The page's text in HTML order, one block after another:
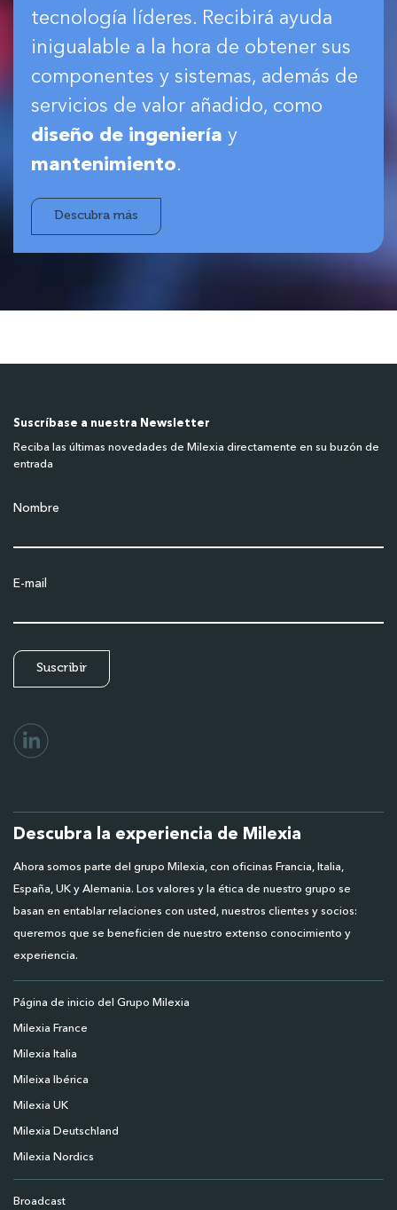
tecnología líderes. Recibirá ayuda
inigualable a la hora de obtener sus
componentes y sistemas, además de
servicios de valor añadido, como
diseño de ingeniería y
mantenimiento.
Descubra más
Suscríbase a nuestra Newsletter
Reciba las últimas novedades de Milexia directamente en su buzón de
entrada
Nombre
E-mail
Descubra la experiencia de Milexia
Ahora somos parte del grupo Milexia, con oficinas Francia, Italia,
España, UK y Alemania. Los valores y la ética de nuestro grupo se
basan en entablar relaciones con usted, nuestros clientes y socios:
queremos que se beneficien de nuestro extenso conocimiento y
experiencia.
Página de inicio del Grupo Milexia
Milexia France
Milexia Italia
Mileixa Ibérica
Milexia UK
Milexia Deutschland
Milexia Nordics
Broadcast